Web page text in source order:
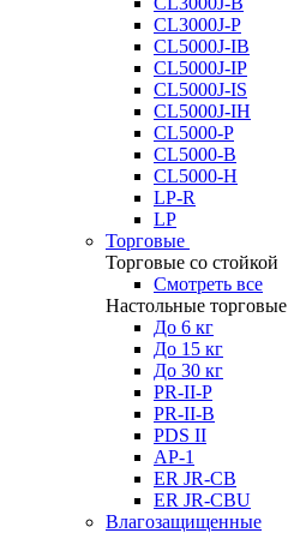
CL3000J-P
CL5000J-IB
CL5000J-IP
CL5000J-IS
CL5000J-IH
CL5000-P
CL5000-B
CL5000-H
LP-R
LP
Торговые
Торговые со стойкой
Смотреть все
Настольные торговые
До 6 кг
До 15 кг
До 30 кг
PR-II-P
PR-II-B
PDS II
AP-1
ER JR-CB
ER JR-CBU
Влагозащищенные